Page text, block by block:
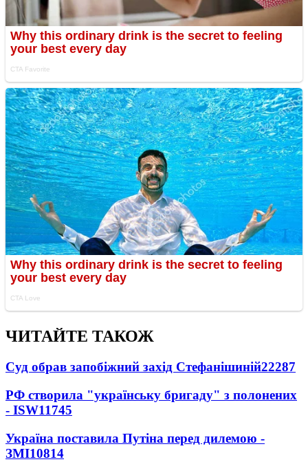
ЧИТАЙТЕ ТАКОЖ
Суд обрав запобіжний захід Стефанішиній22287
РФ створила "українську бригаду" з полонених
- ISW11745
Україна поставила Путіна перед дилемою -
ЗМІ10814